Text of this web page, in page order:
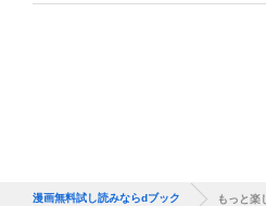
漫画無料試し読みならdブック もっと楽